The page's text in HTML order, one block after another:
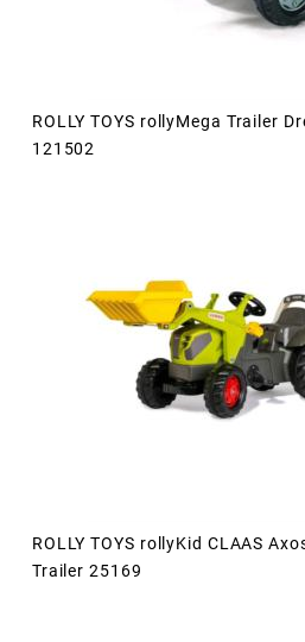
ROLLY TOYS rollyMega Trailer
121502
ROLLY TOYS rollyKid CLAAS
Trailer 25169